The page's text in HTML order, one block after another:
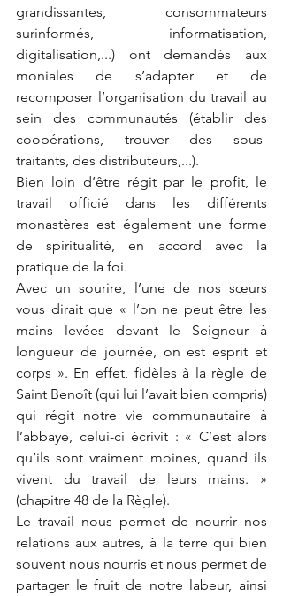
grandissantes, consommateurs
surinformés, informatisation,
digitalisation,...) ont demandés aux
moniales de s’adapter et de
recomposer l’organisation du travail au
sein des communautés (établir des
coopérations, trouver des sous-
traitants, des distributeurs,...).
Bien loin d’être régit par le profit, le
travail officié dans les différents
monastères est également une forme
de spiritualité, en accord avec la
pratique de la foi.
Avec un sourire, l’une de nos sœurs
vous dirait que « l’on ne peut être les
mains levées devant le Seigneur à
longueur de journée, on est esprit et
corps ». En effet, fidèles à la règle de
Saint Benoît (qui lui l’avait bien compris)
qui régit notre vie communautaire à
l’abbaye, celui-ci écrivit : « C’est alors
qu’ils sont vraiment moines, quand ils
vivent du travail de leurs mains. »
(chapitre 48 de la Règle).
Le travail nous permet de nourrir nos
relations aux autres, à la terre qui bien
souvent nous nourris et nous permet de
partager le fruit de notre labeur, ainsi